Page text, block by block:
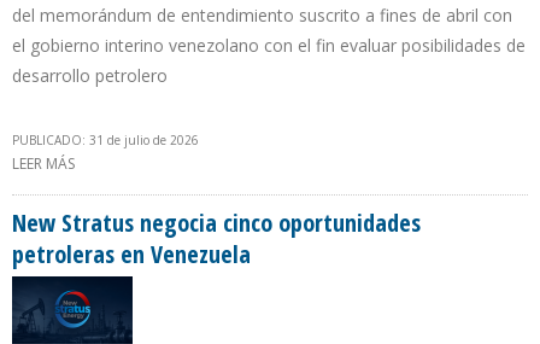
del memorándum de entendimiento suscrito a fines de abril con
el gobierno interino venezolano con el fin evaluar posibilidades de
desarrollo petrolero
PUBLICADO: 31 de julio de 2026
LEER MÁS
New Stratus negocia cinco oportunidades
petroleras en Venezuela